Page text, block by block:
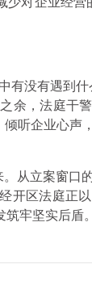
有没有遇到
余，法庭干
听企业心声
从立案窗口
开区法庭正
牢坚实后盾。